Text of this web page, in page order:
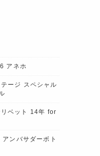
アネホ
ージ スペシャル
ベット 14年 for
ンバサダーボト